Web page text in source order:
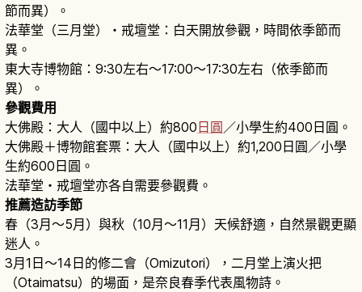
節而異）。
法華堂（三月堂）・戒壇堂：白天開放參觀，時間依季節而
異。
東大寺博物館：9:30左右〜17:00〜17:30左右（依季節而
異）。
參觀費用
大佛殿：大人（國中以上）約800日圓 ／小學生約400日圓。
大佛殿＋博物館套票：大人（國中以上）約1,200日圓／小學
生約600日圓。
法華堂・戒壇堂亦各自需要參觀費。
推薦造訪季節
春（3月〜5月）與秋（10月〜11月）天候舒適，自然景觀更顯
迷人。
3月1日〜14日的修二會（Omizutori），二月堂上演火把
（Otaimatsu）的場面，是奈良春季代表風物詩。